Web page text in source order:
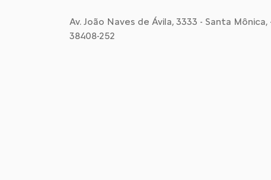
Av. João Naves de Ávila, 3333 - Santa Mônica,
38408-252